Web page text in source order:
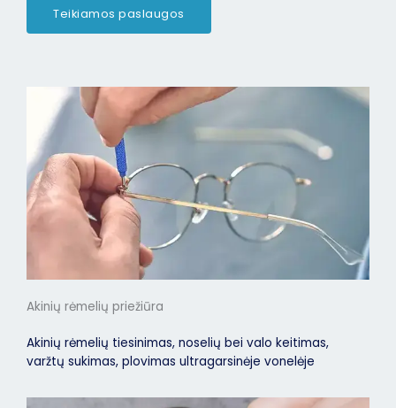
Teikiamos paslaugos
Akinių rėmelių priežiūra
Akinių rėmelių tiesinimas, noselių bei valo keitimas,
varžtų sukimas, plovimas ultragarsinėje vonelėje